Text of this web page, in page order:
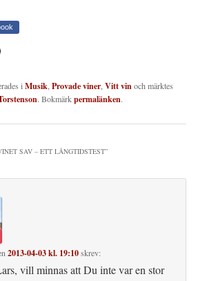
i Musik Provade viner Vitt vinoch märktes
. Bokmärkpermalänken.
SAV – ETT LÅNGTIDSTEST”
2013-04-03 kl. 19:10skrev:
vill minnas att Du inte var en stor